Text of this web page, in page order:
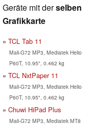
Geräte mit derselben
Grafikkarte
TCL Tab 11
Mali-G72 MP3, Mediatek Helio
P60T, 10.95", 0.462 kg
TCL NxtPaper 11
Mali-G72 MP3, Mediatek Helio
P60T, 10.95", 0.462 kg
Chuwi HiPad Plus
Mali-G72 MP3, Mediatek MT8